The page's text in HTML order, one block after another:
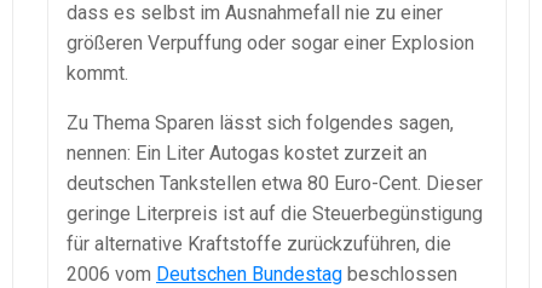
dass es selbst im Ausnahmefall nie zu einer
größeren Verpuffung oder sogar einer Explosion
kommt.
Zu Thema Sparen lässt sich folgendes sagen,
nennen: Ein Liter Autogas kostet zurzeit an
deutschen Tankstellen etwa 80 Euro-Cent. Dieser
geringe Literpreis ist auf die Steuerbegünstigung
für alternative Kraftstoffe zurückzuführen, die
2006 vom Deutschen Bundestag beschlossen